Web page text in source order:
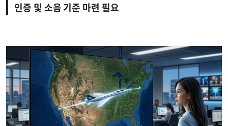
인증 및 소음 기준 마련 필요